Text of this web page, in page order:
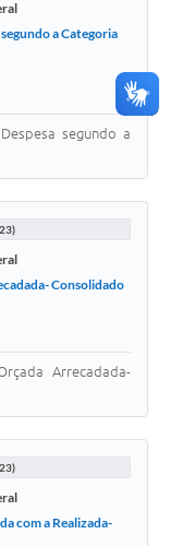
a Categoria
segundo a
Consolidado
Arrecadada-
com a Realizada-